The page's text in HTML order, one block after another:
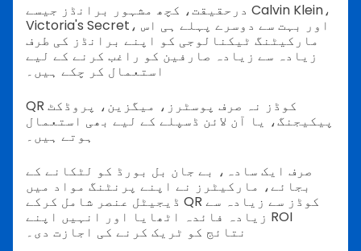
درحقیقت، کچھ مشہور برانڈز جیسے Calvin Klein،
Victoria's Secret، اور بہت سے دوسرے پہلے ہی اس
مارکیٹنگ ٹیکنالوجی کو اپنے برانڈز کی طرف
زیادہ سے زیادہ صارفین کو راغب کرنے کے لیے
استعمال کر چکے ہیں۔
QR کوڈز نہ صرف پوسٹرز، میگزین، پروڈکٹ
پیکیجنگ، یا آن لائن ڈسپلے کے لیے بھی استعمال
ہوتے ہیں۔
صرف ایک سادہ، بے جان بل بورڈ کو لٹکانے کے
بجائے، مارکیٹرز نے اپنے پرنٹنگ مواد میں
ڈیجیٹل عنصر شامل کرکے QR کوڈز سے زیادہ سے
زیادہ فائدہ اٹھایا اور انہیں اپنے ROI
نتائج کو ٹریک کرنے کی اجازت دی۔